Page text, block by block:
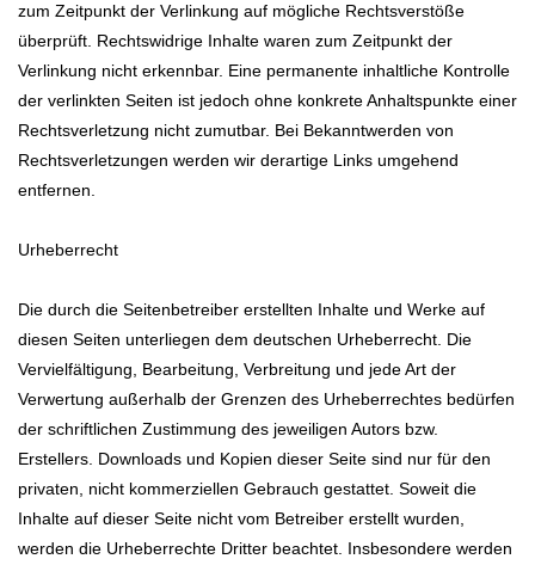
zum Zeitpunkt der Verlinkung auf mögliche Rechtsverstöße
überprüft. Rechtswidrige Inhalte waren zum Zeitpunkt der
Verlinkung nicht erkennbar. Eine permanente inhaltliche Kontrolle
der verlinkten Seiten ist jedoch ohne konkrete Anhaltspunkte einer
Rechtsverletzung nicht zumutbar. Bei Bekanntwerden von
Rechtsverletzungen werden wir derartige Links umgehend
entfernen.
Urheberrecht
Die durch die Seitenbetreiber erstellten Inhalte und Werke auf
diesen Seiten unterliegen dem deutschen Urheberrecht. Die
Vervielfältigung, Bearbeitung, Verbreitung und jede Art der
Verwertung außerhalb der Grenzen des Urheberrechtes bedürfen
der schriftlichen Zustimmung des jeweiligen Autors bzw.
Erstellers. Downloads und Kopien dieser Seite sind nur für den
privaten, nicht kommerziellen Gebrauch gestattet. Soweit die
Inhalte auf dieser Seite nicht vom Betreiber erstellt wurden,
werden die Urheberrechte Dritter beachtet. Insbesondere werden